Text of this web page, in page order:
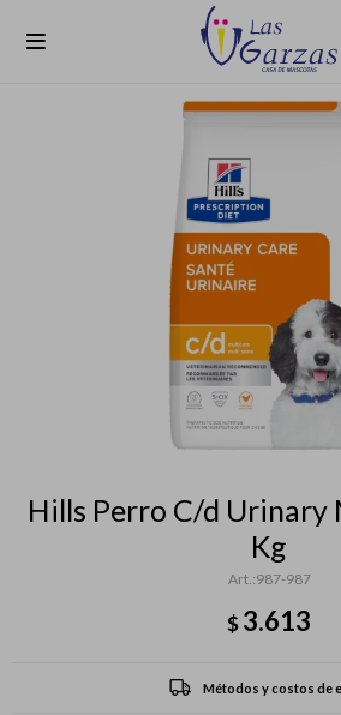

Hills Perro C/d Urinary
Kg
987-987
$3.613
Métodos y costos de